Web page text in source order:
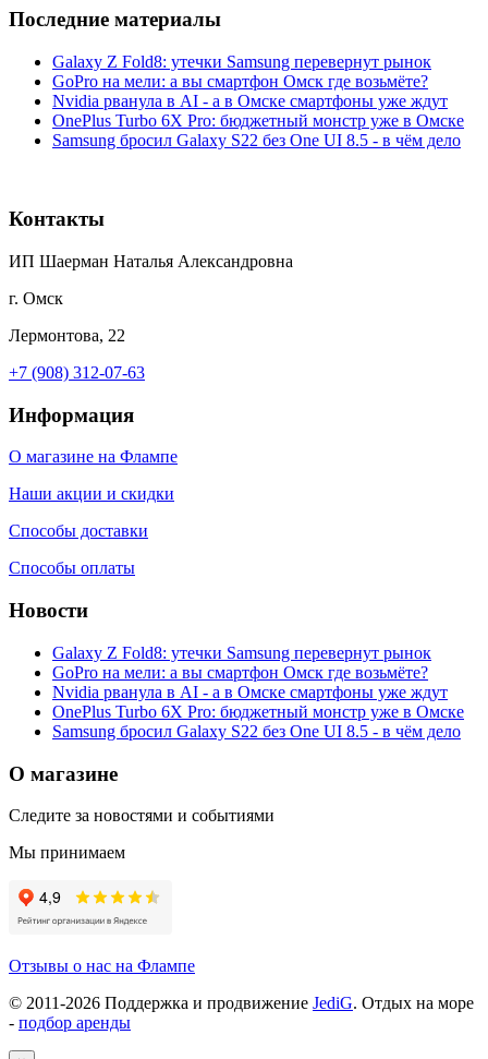
Последние материалы
Galaxy Z Fold8: утечки Samsung перевернут рынок
GoPro на мели: а вы смартфон Омск где возьмёте?
Nvidia рванула в AI - а в Омске смартфоны уже ждут
OnePlus Turbo 6X Pro: бюджетный монстр уже в Омске
Samsung бросил Galaxy S22 без One UI 8.5 - в чём дело
Контакты
ИП Шаерман Наталья Александровна
г. Омск
Лермонтова, 22
+7 (908) 312-07-63
Информация
О магазине на Флампе
Наши акции и скидки
Способы доставки
Способы оплаты
Новости
Galaxy Z Fold8: утечки Samsung перевернут рынок
GoPro на мели: а вы смартфон Омск где возьмёте?
Nvidia рванула в AI - а в Омске смартфоны уже ждут
OnePlus Turbo 6X Pro: бюджетный монстр уже в Омске
Samsung бросил Galaxy S22 без One UI 8.5 - в чём дело
О магазине
Следите за новостями и событиями
Мы принимаем
Отзывы о нас на Флампе
© 2011-2026 Поддержка и продвижение JediG. Отдых на море
- подбор аренды